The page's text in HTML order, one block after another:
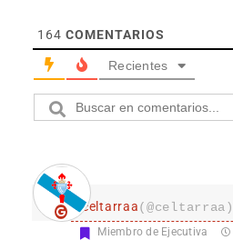
164 COMENTARIOS
Recientes
celtarraa(@celtarraa)
Miembro de Ejecutiva